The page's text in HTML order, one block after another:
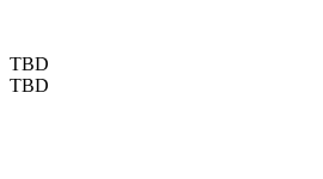
TBD
TBD